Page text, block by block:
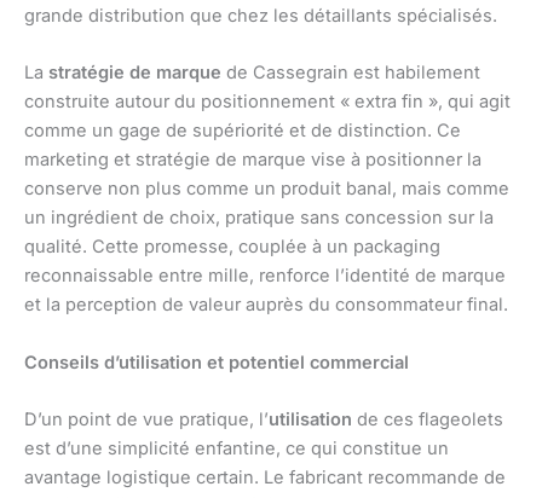
grande distribution que chez les détaillants spécialisés.
La stratégie de marque de Cassegrain est habilement
construite autour du positionnement « extra fin », qui agit
comme un gage de supériorité et de distinction. Ce
marketing et stratégie de marque vise à positionner la
conserve non plus comme un produit banal, mais comme
un ingrédient de choix, pratique sans concession sur la
qualité. Cette promesse, couplée à un packaging
reconnaissable entre mille, renforce l’identité de marque
et la perception de valeur auprès du consommateur final.
Conseils d’utilisation et potentiel commercial
D’un point de vue pratique, l’utilisation de ces flageolets
est d’une simplicité enfantine, ce qui constitue un
avantage logistique certain. Le fabricant recommande de